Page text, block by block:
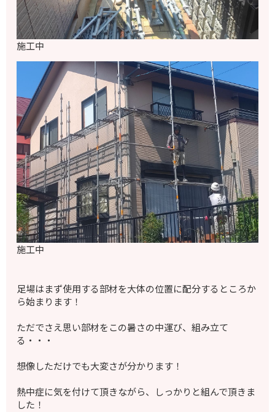
施工中
施工中
足場はまず使用する部材を大体の位置に配分するところか
ら始まります！
ただでさえ思い部材をこの暑さの中運び、組み立て
る・・・
想像しただけでも大変さが分かります！
熱中症に気を付けて頂きながら、しっかりと組んで頂きま
した！